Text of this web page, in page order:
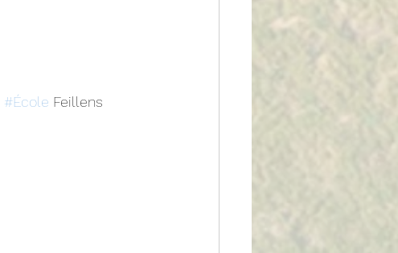
#École Feillens